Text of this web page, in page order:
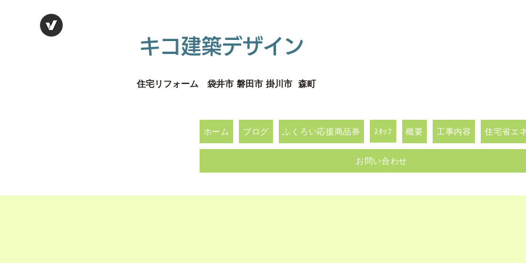
キコ建築デザイン
住宅リフォーム 袋井市 磐田市 掛川市 森町
ホーム ブログ ふくろい応援商品券 ｽﾀｯﾌ 概要 工事内容 住宅省エ
お問い合わせ